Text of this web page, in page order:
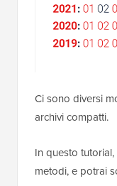
Ci sono diversi
archivi compatti.
In questo
metodi, e potrai